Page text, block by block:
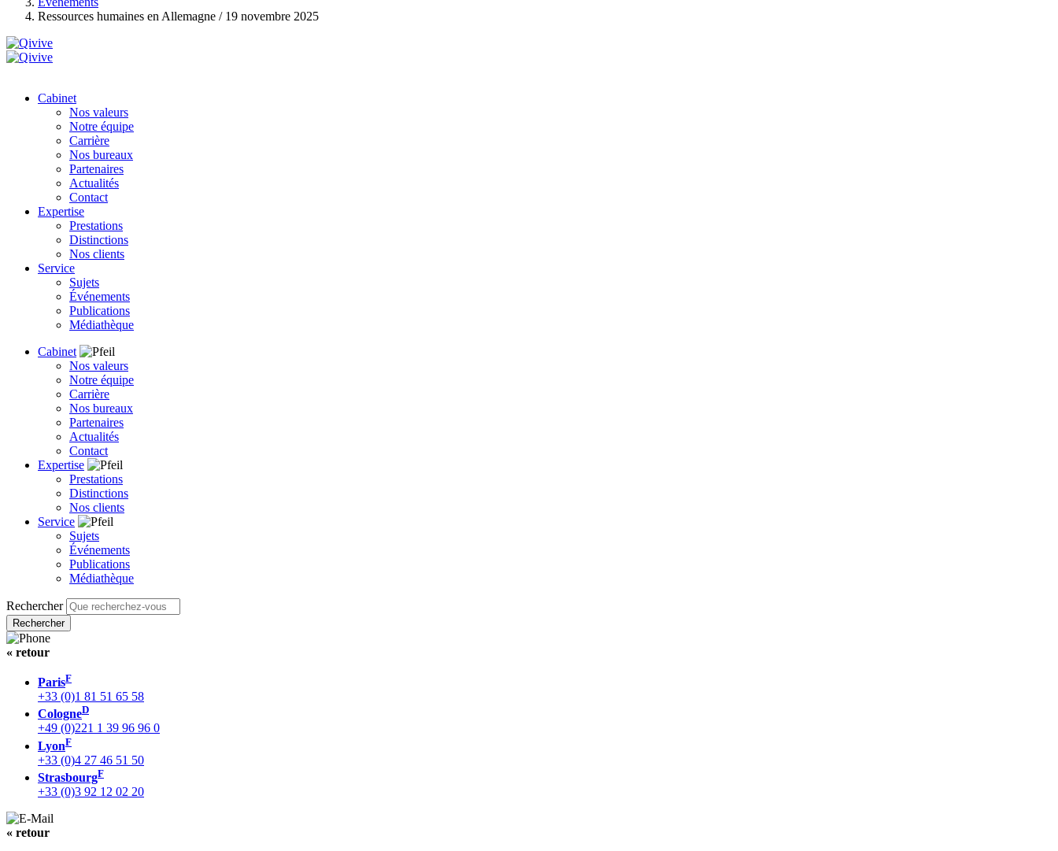
Ressources humaines en Allemagne / 19 novembre 2025
Cabinet
Nos valeurs
Notre équipe
Carrière
Nos bureaux
Partenaires
Actualités
Contact
Expertise
Prestations
Distinctions
Nos clients
Service
Sujets
Événements
Publications
Médiathèque
Cabinet
Nos valeurs
Notre équipe
Carrière
Nos bureaux
Partenaires
Actualités
Contact
Expertise
Prestations
Distinctions
Nos clients
Service
Sujets
Événements
Publications
Médiathèque
Rechercher
« retour
ParisF
+33 (0)1 81 51 65 58
CologneD
+49 (0)221 1 39 96 96 0
LyonF
+33 (0)4 27 46 51 50
StrasbourgF
+33 (0)3 92 12 02 20
« retour